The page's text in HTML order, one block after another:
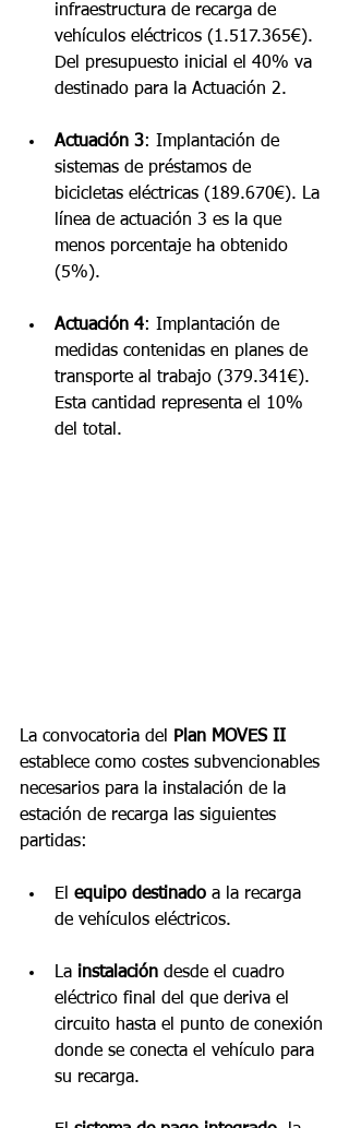
infraestructura de recarga de
vehículos eléctricos (1.517.365€).
Del presupuesto inicial el 40% va
destinado para la Actuación 2.
Actuación 3: Implantación de
sistemas de préstamos de
bicicletas eléctricas (189.670€). La
línea de actuación 3 es la que
menos porcentaje ha obtenido
(5%).
Actuación 4: Implantación de
medidas contenidas en planes de
transporte al trabajo (379.341€).
Esta cantidad representa el 10%
del total.
La convocatoria del
Plan MOVES II
establece como costes subvencionables
necesarios para la instalación de la
estación de recarga las siguientes
partidas:
El equipo destinado a la recarga
de vehículos eléctricos.
La instalación desde el cuadro
eléctrico final del que deriva el
circuito hasta el punto de conexión
donde se conecta el vehículo para
su recarga.